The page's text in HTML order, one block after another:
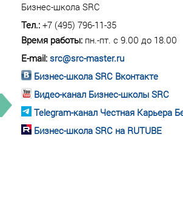
Бизнес-школа SRC
Тел.: +7 (495) 796-11-35
Время работы: пн.-пт. с 9.00 до 18.00
E-mail: src@src-master.ru
Бизнес-школа SRC Вконтакте
Видео-канал Бизнес-школы SRC
Telegram-канал Честная Карьера
Бизнес-школа SRC на RUTUBE